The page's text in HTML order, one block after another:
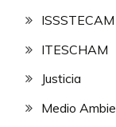
ISSSTECAM
ITESCHAM
Justicia
Medio